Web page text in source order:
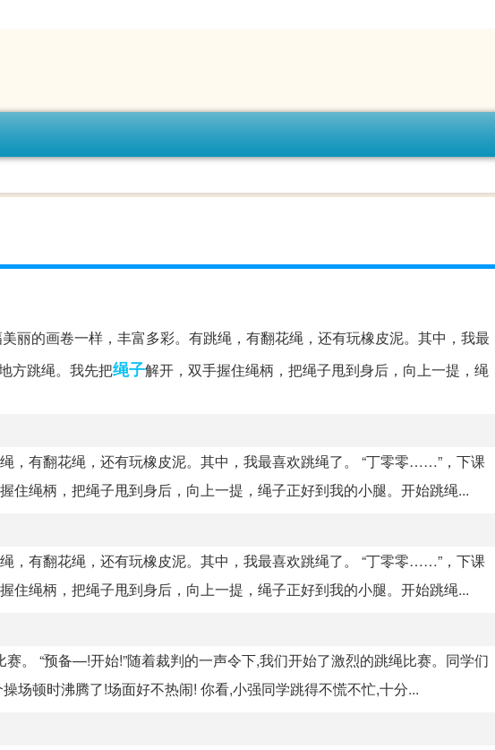
丽的画卷一样，丰富多彩。有跳绳，有翻花绳，还有玩橡皮泥。其中，我最
方跳绳。我先把绳子解开，双手握住绳柄，把绳子甩到身后，向上一提，绳
，有翻花绳，还有玩橡皮泥。其中，我最喜欢跳绳了。 “丁零零……”，下课
住绳柄，把绳子甩到身后，向上一提，绳子正好到我的小腿。开始跳绳...
，有翻花绳，还有玩橡皮泥。其中，我最喜欢跳绳了。 “丁零零……”，下课
住绳柄，把绳子甩到身后，向上一提，绳子正好到我的小腿。开始跳绳...
。 “预备—!开始!”随着裁判的一声令下,我们开始了激烈的跳绳比赛。同学们
场顿时沸腾了!场面好不热闹! 你看,小强同学跳得不慌不忙,十分...